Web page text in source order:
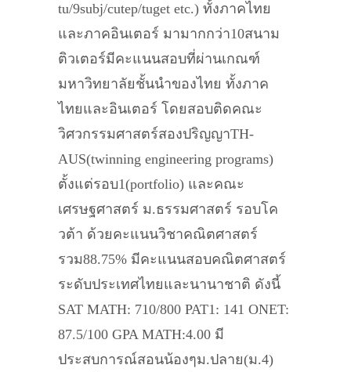
tu/9subj/cutep/tuget etc.) ทั้งภาคไทย
และภาคอินเตอร์ มามากกว่า10สนาม
ติวเตอร์มีคะแนนสอบที่ผ่านเกณฑ์
มหาวิทยาลัยชั้นนำของไทย ทั้งภาค
ไทยและอินเตอร์ โดยสอบติดคณะ
วิศวกรรมศาสตร์สองปริญญาTH-
AUS(twinning engineering programs)
ตั้งแต่รอบ1(portfolio) และคณะ
เศรษฐศาสตร์ ม.ธรรมศาสตร์ รอบโค
วต้า ด้วยคะแนนวิชาคณิตศาสตร์
รวม88.75% มีคะแนนสอบคณิตศาสตร์
ระดับประเทศไทยและนานาชาติ ดังนี้
SAT MATH: 710/800 PAT1: 141 ONET:
87.5/100 GPA MATH:4.00 มี
ประสบการณ์สอนน้องๆม.ปลาย(ม.4)